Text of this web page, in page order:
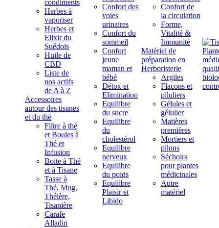
condiments
Herbes à
vaporiser
Herbes et
Elixir du
Suédois
Huile de
CBD
Liste de
nos actifs
de A à Z
Accessoires
autour des tisanes
et du thé
Filtre à thé
et Boules à
Thé et
Infusion
Boite à Thé
et à Tisane
Tasse à
Thé, Mug,
Théière,
Tisanière
Carafe
Alladin
Confort des
voies
urinaires
Confort du
sommeil
Confort
jeune
maman et
bébé
Détox et
Elimination
Equilibre
du sucre
Equilibre
du
cholestérol
Equilibre
nerveux
Equilibre
du poids
Equilibre
Plaisir et
Libido
Confort de
la circulation
Forme,
Vitalité &
Immunité
Matériel de
préparation en
Herboristerie
Argiles
Flacons et
piluliers
Gélules et
gélulier
Matières
premières
Mortiers et
pilons
Séchoirs
pour plantes
médicinales
Autre
matériel